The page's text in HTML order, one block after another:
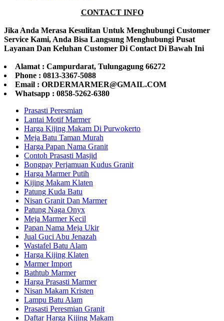
CONTACT INFO
Jika Anda Merasa Kesulitan Untuk Menghubungi Customer
Service Kami, Anda Bisa Langsung Menghubungi Pusat
Layanan Dan Keluhan Customer Di Contact Di Bawah Ini
Alamat : Campurdarat, Tulungagung 66272
Phone : 0813-3367-5088
Email : ORDERMARMER@GMAIL.COM
Whatsapp : 0858-5262-6380
Prasasti Peresmian
Lantai Motif Marmer
Harga Kijing Makam Di Purwokerto
Meja Batu Taman Murah
Harga Papan Nama Granit
Contoh Prasasti Masjid
Bongpay Perjamuan Kudus Granit
Harga Marmer Putih
Kijing Makam Klaten
Patung Kuda Batu
Nisan Granit Dan Marmer
Patung Naga Onyx
Meja Marmer Kecil
Papan Nama Meja Ukir
Jual Guci Abu Jenazah
Wastafel Batu Alam
Harga Kijing Klaten
Marmer Import
Bathtub Marmer
Harga Prasasti Marmer
Nisan Makam Kristen
Lampu Batu Alam
Prasasti Peresmian Granit
Daftar Harga Kijing Makam